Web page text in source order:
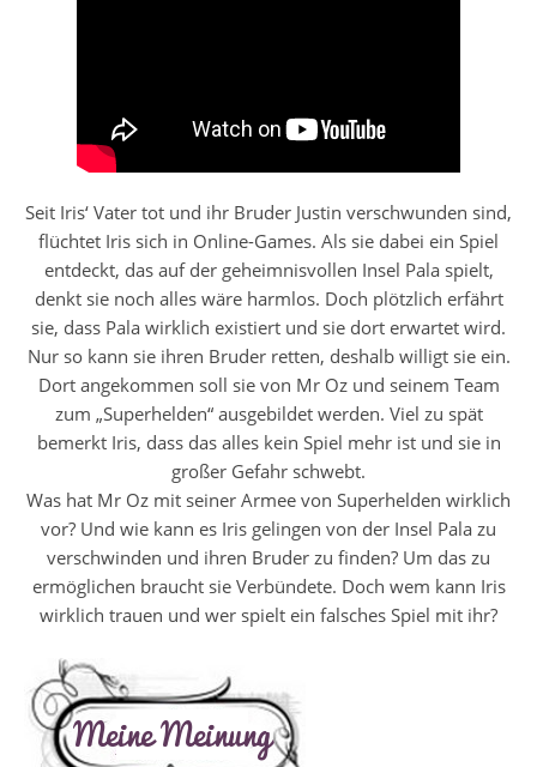
Seit Iris‘ Vater tot und ihr Bruder Justin verschwunden sind,
flüchtet Iris sich in Online-Games. Als sie dabei ein Spiel
entdeckt, das auf der geheimnisvollen Insel Pala spielt,
denkt sie noch alles wäre harmlos. Doch plötzlich erfährt
sie, dass Pala wirklich existiert und sie dort erwartet wird.
Nur so kann sie ihren Bruder retten, deshalb willigt sie ein.
Dort angekommen soll sie von Mr Oz und seinem Team
zum „Superhelden“ ausgebildet werden. Viel zu spät
bemerkt Iris, dass das alles kein Spiel mehr ist und sie in
großer Gefahr schwebt.
Was hat Mr Oz mit seiner Armee von Superhelden wirklich
vor? Und wie kann es Iris gelingen von der Insel Pala zu
verschwinden und ihren Bruder zu finden? Um das zu
ermöglichen braucht sie Verbündete. Doch wem kann Iris
wirklich trauen und wer spielt ein falsches Spiel mit ihr?